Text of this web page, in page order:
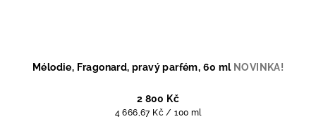
Mélodie, Fragonard, pravý parfém, 60 ml NOVINKA!
2 800 Kč
Měrná
4 666,67 Kč / 100 ml